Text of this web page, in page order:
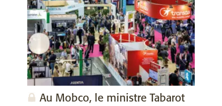
Au Mobco, le ministre Tabarot